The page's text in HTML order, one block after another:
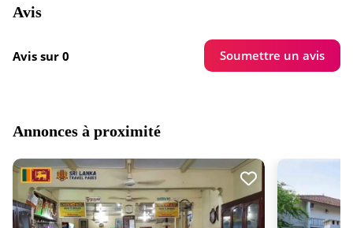
Avis
Avis sur 0 Soumettre un avis
Annonces à proximité